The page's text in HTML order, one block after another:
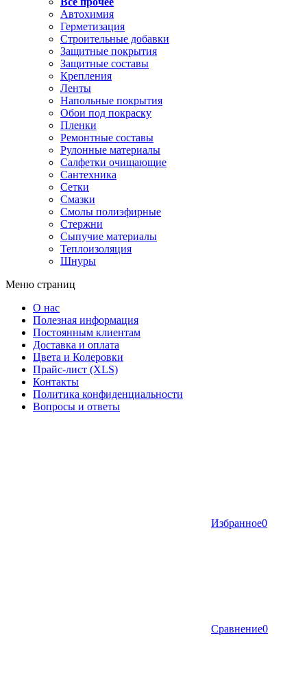
Автохимия
Герметизация
Строительные добавки
Защитные покрытия
Защитные составы
Крепления
Ленты
Напольные покрытия
Обои под покраску
Пленки
Ремонтные составы
Рулонные материалы
Салфетки очищающие
Сантехника
Сетки
Смазки
Смолы полиэфирные
Стержни
Сыпучие материалы
Теплоизоляция
Шнуры
Меню страниц
О нас
Полезная информация
Постоянным клиентам
Доставка и оплата
Цвета и Колеровки
Прайс-лист (XLS)
Контакты
Политика конфиденциальности
Вопросы и ответы
Избранное0
Сравнение0